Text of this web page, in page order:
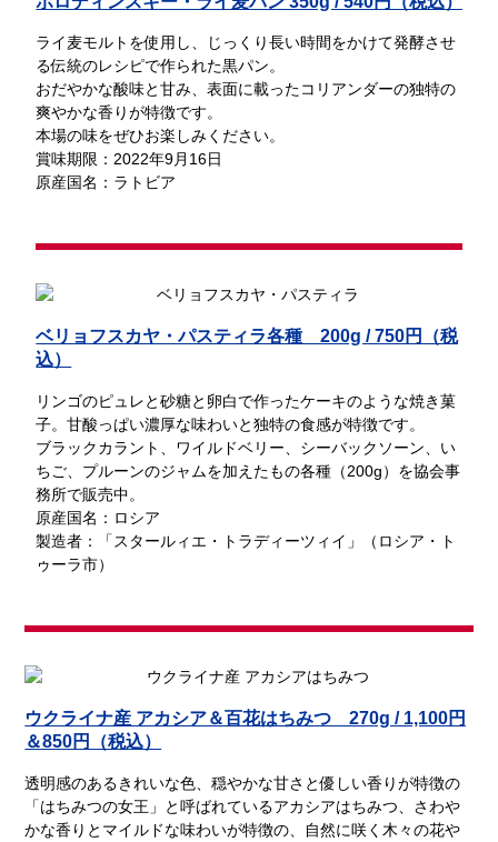
ライ麦モルトを使用し、じっくり長い時間をかけて発酵させ
る伝統のレシピで作られた黒パン。
おだやかな酸味と甘み、表面に載ったコリアンダーの独特の
爽やかな香りが特徴です。
本場の味をぜひお楽しみください。
賞味期限：2022年9月16日
原産国名：ラトビア
ベリョフスカヤ・パスティラ各種 200g / 750円（税
込）
リンゴのピュレと砂糖と卵白で作ったケーキのような焼き菓
子。甘酸っぱい濃厚な味わいと独特の食感が特徴です。
ブラックカラント、ワイルドベリー、シーバックソーン、い
ちご、プルーンのジャムを加えたもの各種（200g）を協会事
務所で販売中。
原産国名：ロシア
製造者：「スタールィエ・トラディーツィイ」（ロシア・ト
ゥーラ市）
ウクライナ産 アカシア＆百花はちみつ 270g / 1,100円
＆850円（税込）
透明感のあるきれいな色、穏やかな甘さと優しい香りが特徴の
「はちみつの女王」と呼ばれているアカシアはちみつ、さわや
かな香りとマイルドな味わいが特徴の、自然に咲く木々の花や